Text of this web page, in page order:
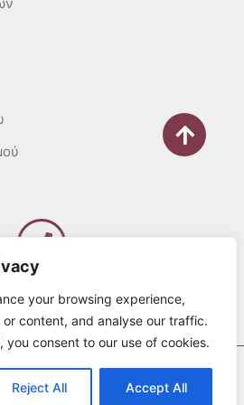
your browsing experience,
content, and analyse our traffic.
you consent to our use of cookies.
Reject All Accept All
Καλέστε μας
– Σαβ. : 10:00 – 15:00
– Παρ. : 10:00 – 21:00
Όνειρα All rights Reserved